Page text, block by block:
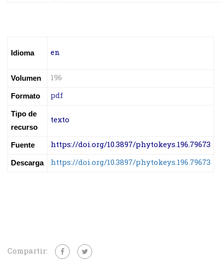
Idioma en
Volumen 196
Formato pdf
Tipo de
recurso
texto
Fuente https://doi.org/10.3897/phytokeys.196.79673
Descarga https://doi.org/10.3897/phytokeys.196.79673
Compartir: